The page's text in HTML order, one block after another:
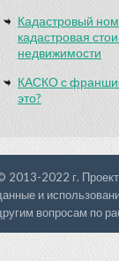
Кадастровый
кадастровая
недвижимости
КАСКО с
это?
2013-2022 г. Проект
и
вопросам по